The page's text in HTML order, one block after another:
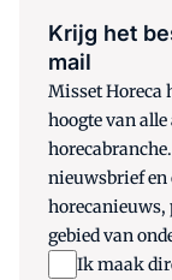
Krijg het
mail
Misset Horeca
hoogte van
nieuwsbrief en
horecanieuws,
gebied van
Ik maak